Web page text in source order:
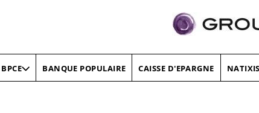
BANQUE POPULAIRE CAISSE D'EPARGNE